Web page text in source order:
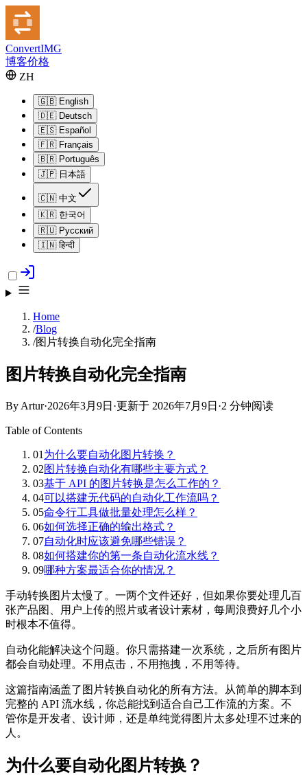
ConvertIMG
博客价格
ZH
🇬🇧 English
🇩🇪 Deutsch
🇪🇸 Español
🇫🇷 Français
🇧🇷 Português
🇯🇵 日本語
🇨🇳 中文
🇰🇷 한국어
🇷🇺 Русский
🇮🇳 हिन्दी
Home
/Blog
/图片转换自动化完全指南
图片转换自动化完全指南
By Artur·2026年3月9日 ·更新于 2026年7月9日 ·2 分钟阅读
Table of Contents
01 为什么要自动化图片转换？
02图片转换自动化有哪些主要方式？
03基于 API 的图片转换是怎么工作的？
04可以搭建无代码的自动化工作流吗？
05命令行工具做批量处理怎么样？
06如何选择正确的输出格式？
07自动化时应该避免哪些错误？
08如何搭建你的第一条自动化流水线？
09哪种方案最适合你的情况？
手动转换图片太慢了。一两个文件还好，但如果你要处理几百
张产品图、用户上传的照片或者设计素材，每周浪费好几个小
时根本不值得。
自动化能解决这个问题。你只需搭建一次系统，之后所有图片
都会自动处理。不用点击，不用拖拽，不用等待。
这篇指南涵盖了图片转换自动化的所有方法。从简单的脚本到
完整的 API 流水线，你总能找到适合自己工作流的方案。不
管你是开发者、设计师，还是单纯觉得图片太多处理不过来的
人。
为什么要自动化图片转换？